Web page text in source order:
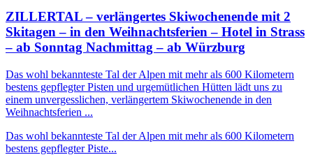
ZILLERTAL – verlängertes Skiwochenende mit 2
Skitagen – in den Weihnachtsferien – Hotel in Strass
– ab Sonntag Nachmittag – ab Würzburg
Das wohl bekannteste Tal der Alpen mit mehr als 600 Kilometern
bestens gepflegter Pisten und urgemütlichen Hütten lädt uns zu
einem unvergesslichen, verlängertem Skiwochenende in den
Weihnachtsferien ...
Das wohl bekannteste Tal der Alpen mit mehr als 600 Kilometern
bestens gepflegter Piste...